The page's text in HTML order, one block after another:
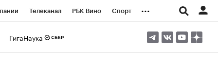
Телеканал РБК Вино Спорт ...
ГигаНаука